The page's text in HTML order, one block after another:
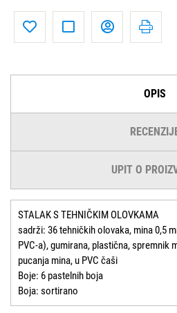
OPIS
UPIT O
STALAK S TEHNIČKIM OLOVKAMA
sadrži: 36 tehničkih olovaka, mina 0,5
PVC-a), gumirana, plastična, spremnik
pucanja mina, u PVC čaši
Boje: 6 pastelnih boja
Boja: sortirano